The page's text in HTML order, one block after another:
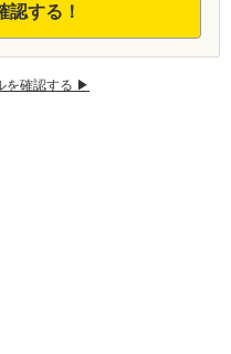
認する！
を確認する ▶︎